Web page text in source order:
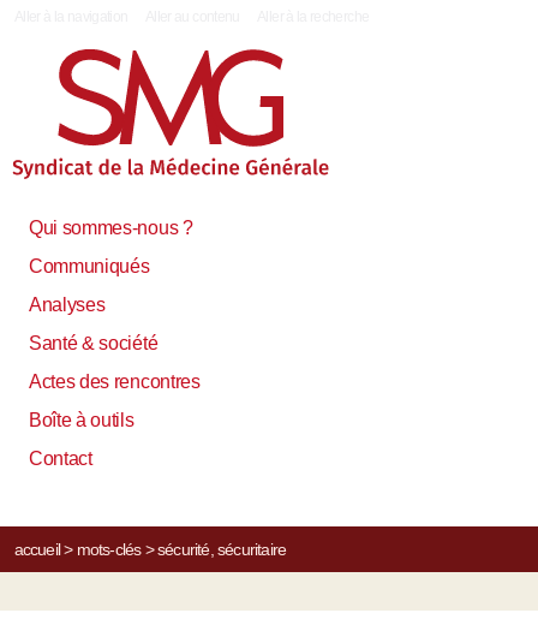
Qui sommes-nous ?
Communiqués
Analyses
Santé & société
Actes des rencontres
Boîte à outils
Contact
accueil> mots-clés> sécurité, sécuritaire